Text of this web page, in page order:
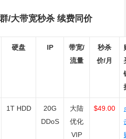
/大带宽秒杀 续费同价
硬盘 IP
带宽/
流量
秒杀
价/月
1T HDD
20G
DDoS
大陆
优化
VIP
$49.00